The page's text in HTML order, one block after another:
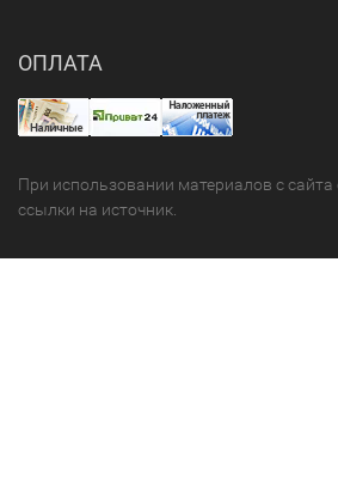
ОПЛАТА
При использовании материалов с
ссылки на источник.